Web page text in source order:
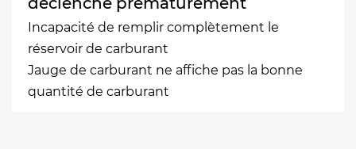
Incapacité de remplir complètement le
réservoir de carburant
Jauge de carburant ne affiche pas la bonne
quantité de carburant